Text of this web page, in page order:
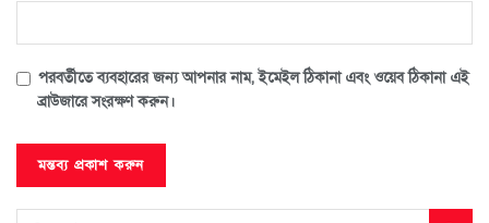
পরবর্তীতে ব্যবহারের জন্য আপনার নাম, ইমেইল ঠিকানা এবং ওয়েব ঠিকানা এই
ব্রাউজারে সংরক্ষণ করুন।